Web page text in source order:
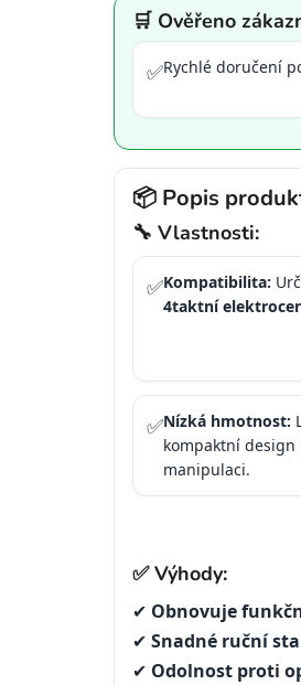
🛒 Ověřeno
✅Rychlé doručení
📦 Popis
🔧 Vlastnosti:
✅Kompatibilita:
4taktní
✅Nízká hmotnost:
kompaktní design
manipulaci.
✅ Výhody:
✔ Obnovuje
✔ Snadné ruční
✔ Odolnost proti